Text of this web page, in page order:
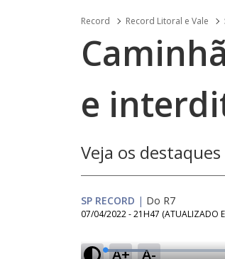
Record Record Litoral e Vale
e
Veja os
SP RECORD | Do R7
07/04/2022 - 21H47 (ATUALIZADO
A+ A-
L